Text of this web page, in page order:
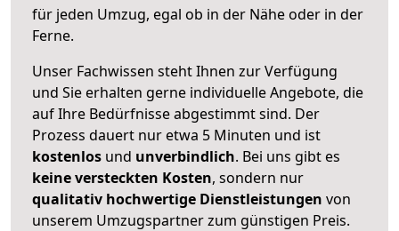
für jeden Umzug, egal ob in der Nähe oder in der
Ferne.
Unser Fachwissen steht Ihnen zur Verfügung
und Sie erhalten gerne individuelle Angebote, die
auf Ihre Bedürfnisse abgestimmt sind. Der
Prozess dauert nur etwa 5 Minuten und ist
kostenlos und unverbindlich. Bei uns gibt es
keine versteckten Kosten, sondern nur
qualitativ hochwertige Dienstleistungen von
unserem Umzugspartner zum günstigen Preis.